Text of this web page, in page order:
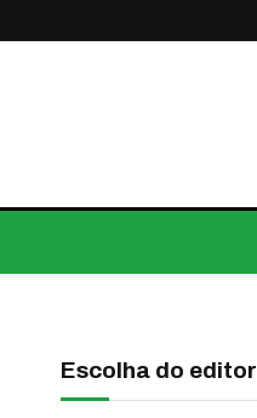
Escolha do editor